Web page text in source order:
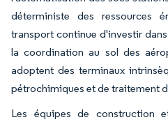
déterministe des ressources
transport continue d'investir
la coordination au sol des
adoptent des terminaux
pétrochimiques et de traitement
Les équipes de construction